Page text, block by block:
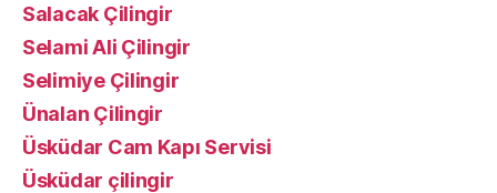
Salacak Çilingir
Selami Ali Çilingir
Selimiye Çilingir
Ünalan Çilingir
Üsküdar Cam Kapı Servisi
Üsküdar çilingir